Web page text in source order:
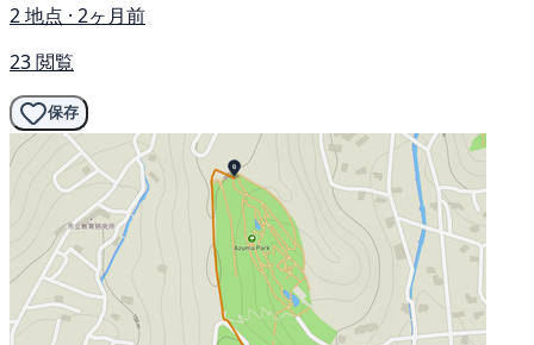
2 地点 · 2ヶ月前
23 閲覧
保存